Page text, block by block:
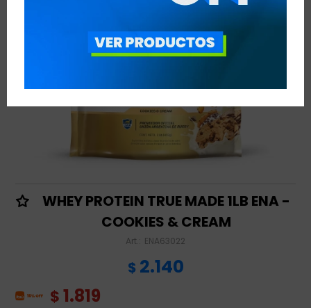
WHEY PROTEIN TRUE MADE 1LB ENA -
COOKIES & CREAM
ENA63022
$ 2.140
$ 1.819